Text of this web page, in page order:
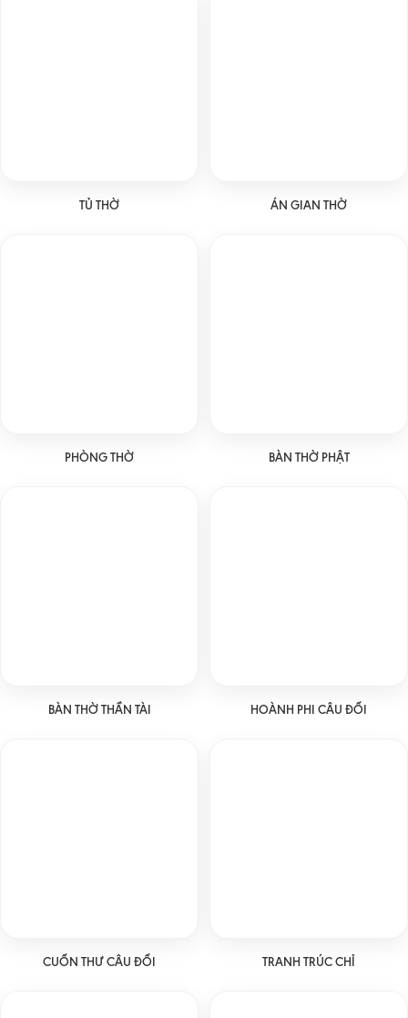
TỦ THỜ ÁN GIAN THỜ
PHÒNG THỜ BÀN THỜ PHẬT
BÀN THỜ THẦN TÀI HOÀNH PHI CÂU ĐỐI
CUỐN THƯ CÂU ĐỐI TRANH TRÚC CHỈ